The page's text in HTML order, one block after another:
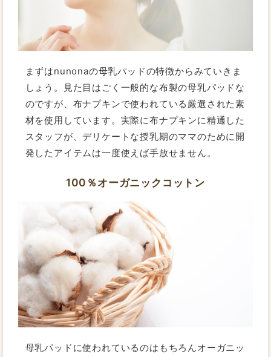
まずはnunonaの母乳パッドの特徴からみていきま
しょう。見た目はごく一般的な布製の母乳パッドな
のですが、布ナプキンで使われている厳選された素
材を使用しています。実際に布ナプキンに精通した
スタッフが、デリケートな授乳期のママのために開
発したアイテムは一度使えば手放せません。
100％オーガニックコットン
母乳パッドに使われているのはもちろんオーガニッ